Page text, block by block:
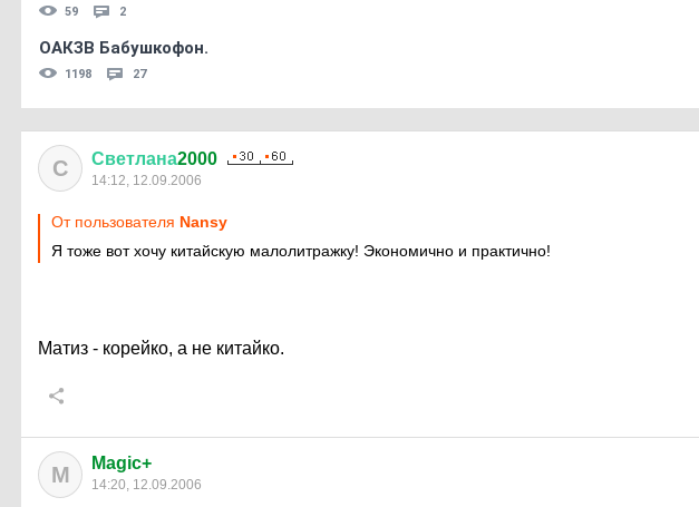
59 2
ОАКЗВ Бабушкофон.
1198 27
С Светлана2000
14:12, 12.09.2006
От пользователя Nansy
Я тоже вот хочу китайскую малолитражку! Экономично и практично!
Матиз - корейко, а не китайко.
M Magic+
14:20, 12.09.2006